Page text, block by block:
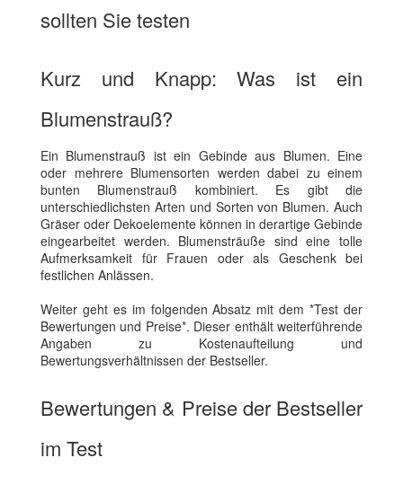
sollten Sie testen
Kurz und Knapp: Was ist ein
Blumenstrauß?
Ein Blumenstrauß ist ein Gebinde aus Blumen. Eine
oder mehrere Blumensorten werden dabei zu einem
bunten Blumenstrauß kombiniert. Es gibt die
unterschiedlichsten Arten und Sorten von Blumen. Auch
Gräser oder Dekoelemente können in derartige Gebinde
eingearbeitet werden. Blumensträuße sind eine tolle
Aufmerksamkeit für Frauen oder als Geschenk bei
festlichen Anlässen.
Weiter geht es im folgenden Absatz mit dem *Test der
Bewertungen und Preise*. Dieser enthält weiterführende
Angaben zu Kostenaufteilung und
Bewertungsverhältnissen der Bestseller.
Bewertungen & Preise der Bestseller
im Test